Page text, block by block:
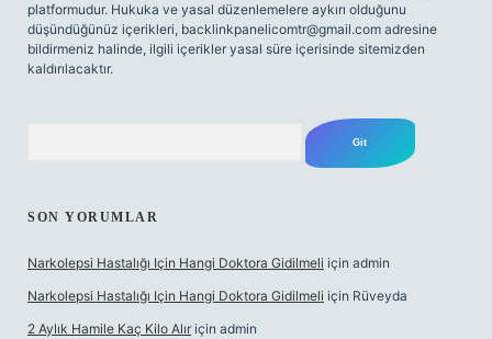
platformudur. Hukuka ve yasal düzenlemelere aykırı olduğunu
düşündüğünüz içerikleri, backlinkpanelicomtr@gmail.com adresine
bildirmeniz halinde, ilgili içerikler yasal süre içerisinde sitemizden
kaldırılacaktır.
SON YORUMLAR
Narkolepsi Hastalığı Için Hangi Doktora Gidilmeli için admin
Narkolepsi Hastalığı Için Hangi Doktora Gidilmeli için Rüveyda
2 Aylık Hamile Kaç Kilo Alır için admin